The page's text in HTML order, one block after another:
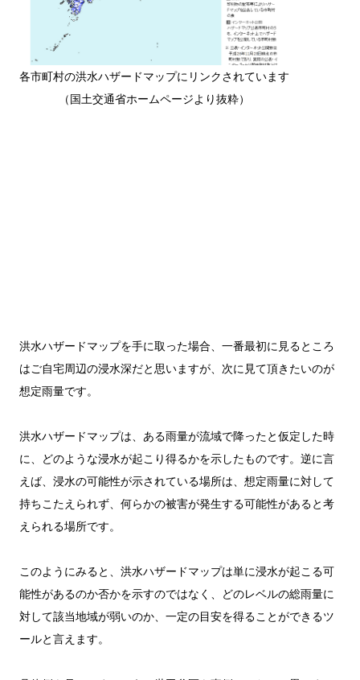
各市町村の洪水ハザードマップにリンクされています
（国土交通省ホームページより抜粋）
洪水ハザードマップを手に取った場合、一番最初に見るところ
はご自宅周辺の浸水深だと思いますが、次に見て頂きたいのが
想定雨量です。
洪水ハザードマップは、ある雨量が流域で降ったと仮定した時
に、どのような浸水が起こり得るかを示したものです。逆に言
えば、浸水の可能性が示されている場所は、想定雨量に対して
持ちこたえられず、何らかの被害が発生する可能性があると考
えられる場所です。
このようにみると、洪水ハザードマップは単に浸水が起こる可
能性があるのか否かを示すのではなく、どのレベルの総雨量に
対して該当地域が弱いのか、一定の目安を得ることができるツ
ールと言えます。